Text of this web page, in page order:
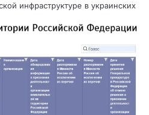
инфраструктуре в украинских